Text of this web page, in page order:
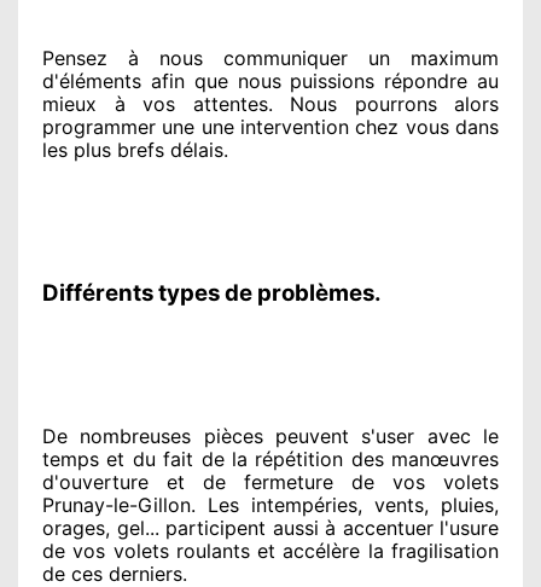
Pensez à nous communiquer un maximum
d'éléments afin que nous puissions répondre au
mieux à vos attentes. Nous pourrons alors
programmer une une intervention chez vousdans
les plus brefs délais.
Différents types de problèmes.
De nombreuses pièces peuvent s'user avec le
temps et du fait de la répétition des manœuvres
d'ouverture et de fermeture de vos volets
Prunay-le-Gillon. Les intempéries, vents, pluies,
orages, gel... participent aussi à accentuerl'usure
de vos volets roulants et accélère la fragilisation
de ces derniers.